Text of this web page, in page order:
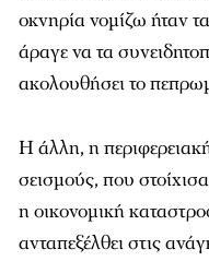
οκνηρία νομίζω ήταν
άραγε να τα
ακολουθήσει το
Η άλλη, η
σεισμούς, που
η οικονομική
ανταπεξέλθει στις